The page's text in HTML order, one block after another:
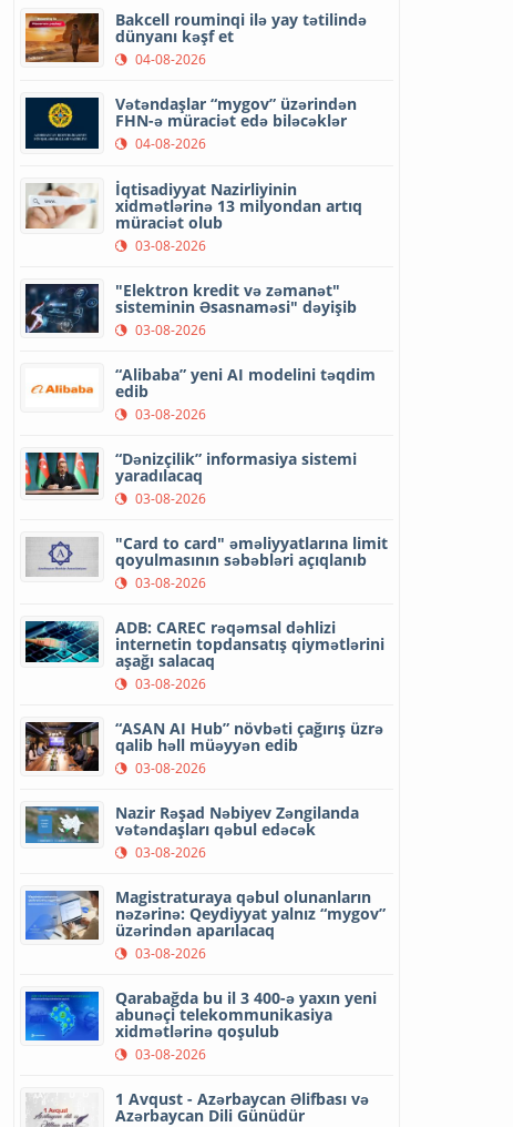
Bakcell rouminqi ilə yay tətilində
dünyanı kəşf et
04-08-2026
Vətəndaşlar “mygov” üzərindən
FHN-ə müraciət edə biləcəklər
04-08-2026
İqtisadiyyat Nazirliyinin
xidmətlərinə 13 milyondan artıq
müraciət olub
03-08-2026
"Elektron kredit və zəmanət"
sisteminin Əsasnaməsi" dəyişib
03-08-2026
“Alibaba” yeni AI modelini təqdim
edib
03-08-2026
“Dənizçilik” informasiya sistemi
yaradılacaq
03-08-2026
"Card to card" əməliyyatlarına limit
qoyulmasının səbəbləri açıqlanıb
03-08-2026
ADB: CAREC rəqəmsal dəhlizi
internetin topdansatış qiymətlərini
aşağı salacaq
03-08-2026
“ASAN AI Hub” növbəti çağırış üzrə
qalib həll müəyyən edib
03-08-2026
Nazir Rəşad Nəbiyev Zəngilanda
vətəndaşları qəbul edəcək
03-08-2026
Magistraturaya qəbul olunanların
nəzərinə: Qeydiyyat yalnız “mygov”
üzərindən aparılacaq
03-08-2026
Qarabağda bu il 3 400-ə yaxın yeni
abunəçi telekommunikasiya
xidmətlərinə qoşulub
03-08-2026
1 Avqust - Azərbaycan Əlifbası və
Azərbaycan Dili Günüdür